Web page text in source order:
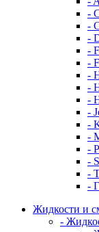
-
-
-
-
-
-
-
-
-
-
-
-
-
-
-
Жидкости и
-